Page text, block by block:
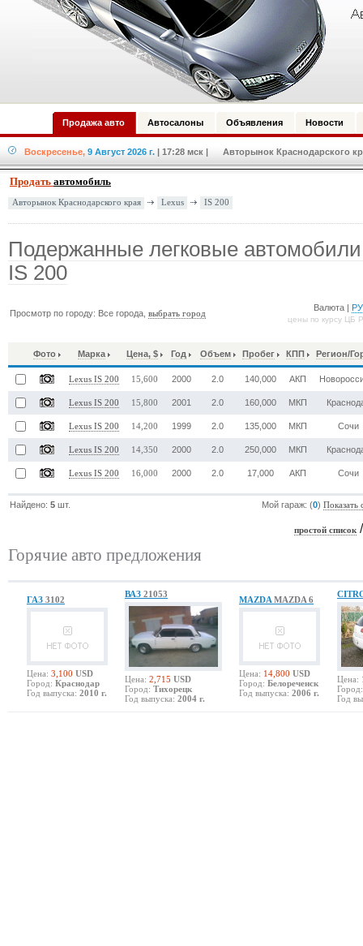
Продажа авто Автосалоны Объявления Новости
Воскресенье, 9 Август 2026 г. | 17:28 мск | Авторынок Краснодарского
Продать автомобиль
Авторынок Краснодарского края Lexus IS 200
Подержанные легковые
IS 200
Просмотр по городу: Все города,выбрать город
Валюта |
цены по курсу ЦБ
Фото Марка Цена, $ Год Объем Пробег КПП Регион/
Lexus IS 200 15,600 2000 2.0 140,000 АКП
Lexus IS 200 15,800 2001 2.0 160,000 МКП
Lexus IS 200 14,200 1999 2.0 135,000 МКП Сочи
Lexus IS 200 14,350 2000 2.0 250,000 МКП
Lexus IS 200 16,000 2000 2.0 17,000 АКП Сочи
Найдено:5 шт. Мой гараж: (0)Показать
простой список
Горячие авто предложения
ГАЗ 3102
Цена: 3,100 USD
Город: Краснодар
Год выпуска: 2010 г.
ВАЗ 21053
Цена: 2,715 USD
Город: Тихорецк
Год выпуска: 2004 г.
MAZDA MAZDA 6
Цена: 14,800 USD
Город: Белореченск
Год выпуска: 2006 г.
Цена:
Город:
Год